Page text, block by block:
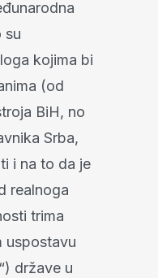
su
kojima bi
(od
BiH, no
Srba,
i na to da je
realnoga
trima
uspostavu
države u